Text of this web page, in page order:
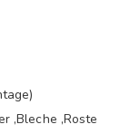
,Bleche ,Roste